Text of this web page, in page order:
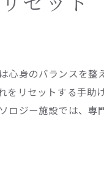
心身のバランスを整
リセットする手助
ロジー施設では、専